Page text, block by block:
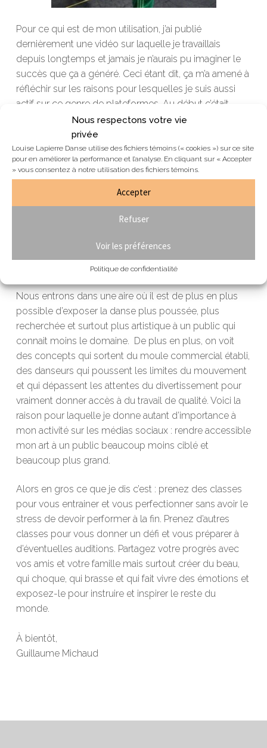
Nous respectons votre vie
privée
Louise Lapierre Danse utilise des fichiers témoins (« cookies ») sur ce site
pour en améliorer la performance et l’analyse. En cliquant sur « Accepter
» vous consentez à notre utilisation des fichiers témoins.
Accepter
Refuser
Voir les préférences
Politique de confidentialité
Pour ce qui est de mon utilisation, j’ai publié
dernièrement une vidéo sur laquelle je travaillais
depuis longtemps et jamais je n’aurais pu imaginer le
succès que ça a généré. Ceci étant dit, ça m’a amené à
réfléchir sur les raisons pour lesquelles je suis aussi
actif sur ce genre de plateformes. Au début c’était
surtout pour partager mon évolution avec mes
proches, mes amis,
devenu un genre de portfolio pour montrer ma
versatilité et me donner de la crédibilité. Ça m’a permis
de créer de nouveaux liens, j’ai acquis énormément de
nouveaux contacts comme professeur et
chorégraphe. Ce que je réalise, c’est que ça touche
une audience vraiment élargie. Cette visibilité est
contrats, pour enseigner des workshops
pour partager mon art.
Nous entrons dans une aire où il est de plus en plus
possible d’exposer la danse plus poussée, plus
recherchée et surtout plus artistique à un public qui
connait moins le domaine. De plus en plus, on voit
des concepts qui sortent du moule commercial établi,
des danseurs qui poussent les limites du mouvement
et qui dépassent les attentes du divertissement pour
vraiment donner accès à du travail de qualité. Voici la
raison pour laquelle je donne autant d’importance à
mon activité sur les médias sociaux : rendre accessible
mon art à un public beaucoup moins ciblé et
beaucoup plus grand.
Alors en gros ce que je dis c’est : prenez des classes
pour vous entrainer et vous perfectionner sans avoir le
stress de devoir performer à la fin. Prenez d’autres
classes pour vous donner un défi et vous préparer à
d’éventuelles auditions. Partagez votre progrès avec
vos amis et votre famille mais surtout créer du beau,
qui choque, qui brasse et qui fait vivre des émotions et
exposez-le pour instruire et inspirer le reste du
monde.
À bientôt,
Guillaume Michaud